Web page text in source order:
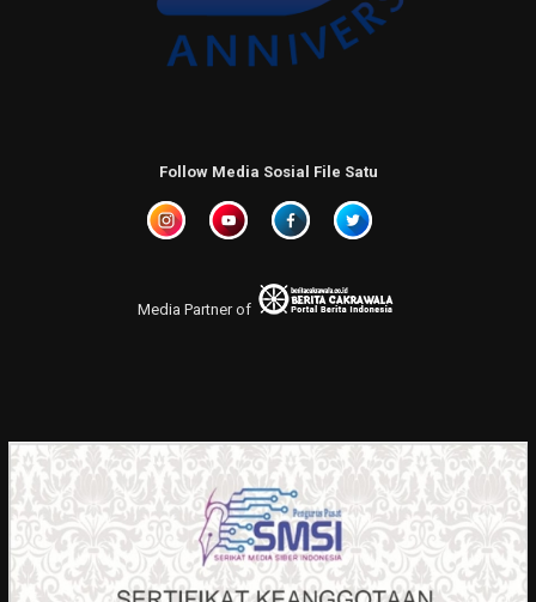
Follow Media Sosial File Satu
Media Partner of